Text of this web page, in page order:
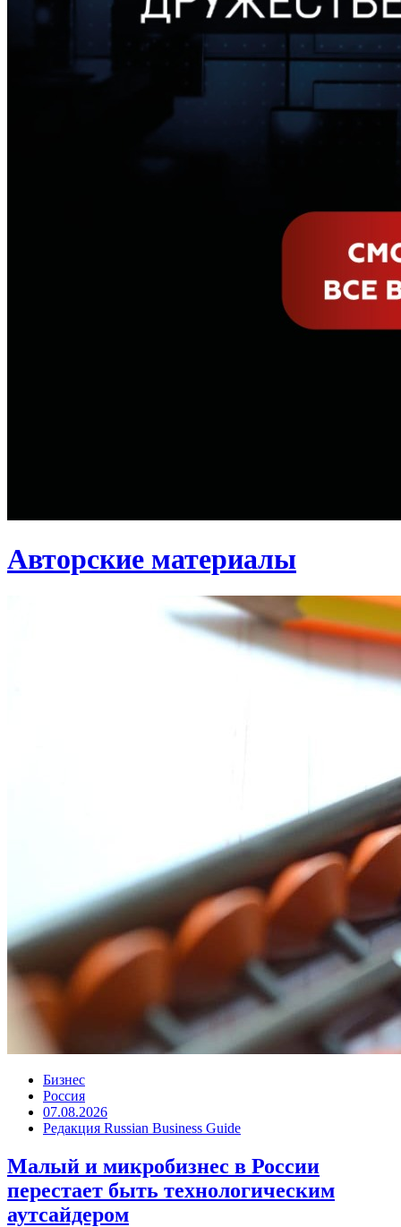
Авторские материалы
Бизнес
Россия
07.08.2026
Редакция Russian Business Guide
Малый и микробизнес в России
перестает быть технологическим
аутсайдером